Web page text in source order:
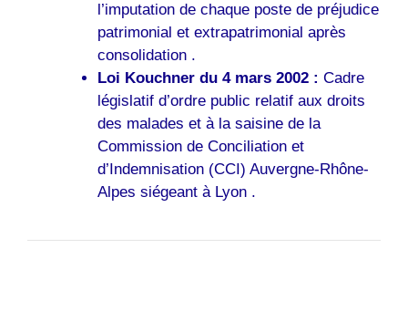
l’imputation de chaque poste de préjudice
patrimonial et extrapatrimonial après
consolidation .
Loi Kouchner du 4 mars 2002 : Cadre
législatif d’ordre public relatif aux droits
des malades et à la saisine de la
Commission de Conciliation et
d’Indemnisation (CCI) Auvergne-Rhône-
Alpes siégeant à Lyon .